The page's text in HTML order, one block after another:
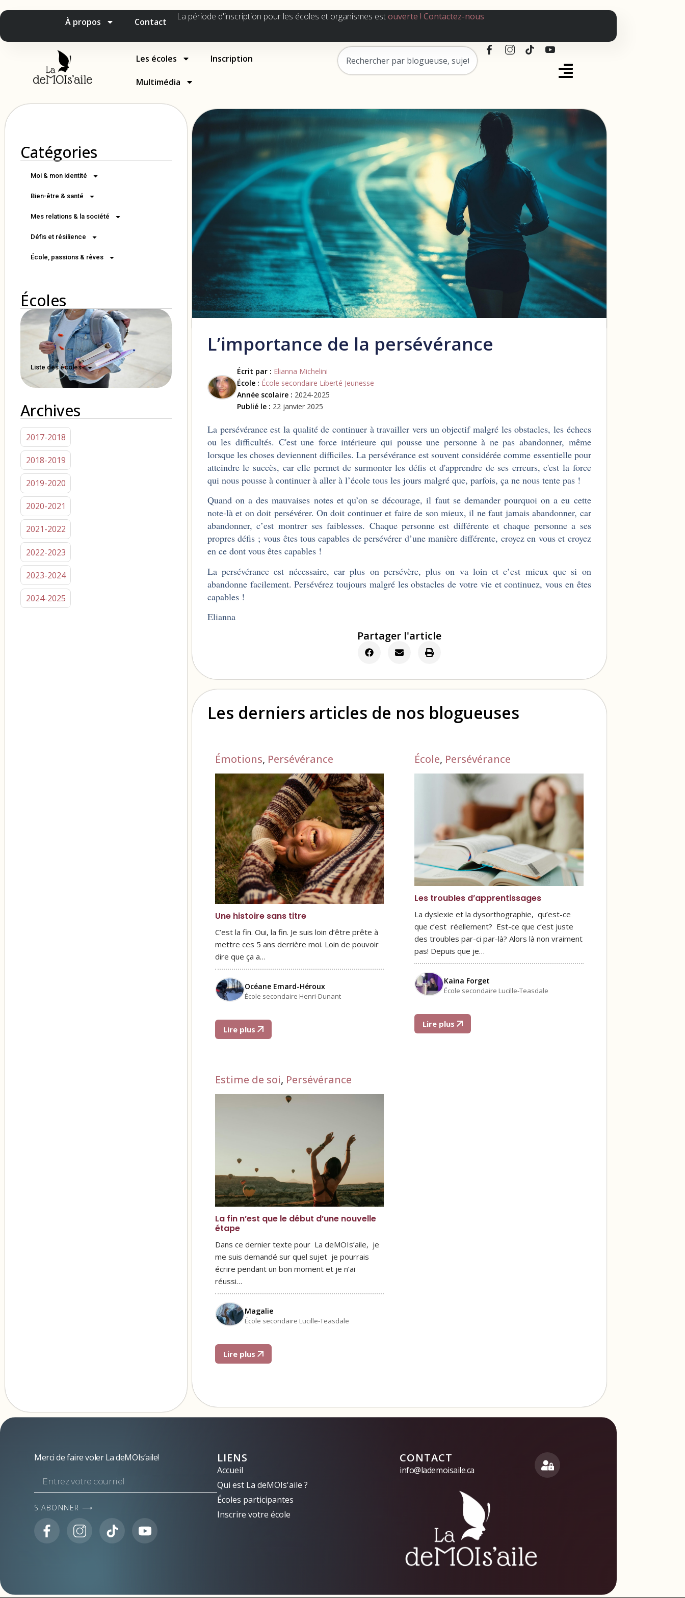
À propos Contact La période d'inscription pour les écoles et organismes estouverte ! Contactez-nous
Les écoles Inscription
Multimédia
Catégories
Moi & mon identité
Bien-être & santé
Mes relations & la société
Défis et résilience
École, passions & rêves
Écoles
Liste des écoles
Archives
2017-2018
2018-2019
2019-2020
2020-2021
2021-2022
2022-2023
2023-2024
2024-2025
L’importance de la persévérance
Écrit par : Elianna Michelini
École : École secondaire Liberté Jeunesse
Année scolaire : 2024-2025
Publié le : 22 janvier 2025
La persévérance est la qualité de continuer à travailler vers un objectif malgré les obstacles, les échecs
ou les difficultés. C'est une force intérieure qui pousse une personne à ne pas abandonner, même
lorsque les choses deviennent difficiles. La persévérance est souvent considérée comme essentielle pour
atteindre le succès, car elle permet de surmonter les défis et d'apprendre de ses erreurs, c'est la force
qui nous pousse à continuer à aller à l’école tous les jours malgré que, parfois, ça ne nous tente pas !
Quand on a des mauvaises notes et qu’on se décourage, il faut se demander pourquoi on a eu cette
note-là et on doit persévérer. On doit continuer et faire de son mieux, il ne faut jamais abandonner, car
abandonner, c’est montrer ses faiblesses. Chaque personne est différente et chaque personne a ses
propres défis ; vous êtes tous capables de persévérer d’une manière différente, croyez en vous et croyez
en ce dont vous êtes capables !
La persévérance est nécessaire, car plus on persévère, plus on va loin et c’est mieux que si on
abandonne facilement. Persévérez toujours malgré les obstacles de votre vie et continuez, vous en êtes
capables !
Elianna
Partager l'article
Les derniers articles de nos blogueuses
Émotions, Persévérance
Une histoire sans titre
C’est la fin. Oui, la fin. Je suis loin d’être prête à
mettre ces 5 ans derrière moi. Loin de pouvoir
dire que ça a…
Océane Emard-Héroux
École secondaire Henri-Dunant
Lire plus
École, Persévérance
Les troubles d’apprentissages
La dyslexie et la dysorthographie, qu’est-ce
que c’est réellement? Est-ce que c’est juste
des troubles par-ci par-là? Alors là non vraiment
pas! Depuis que je…
Kaïna Forget
École secondaire Lucille-Teasdale
Lire plus
Estime de soi, Persévérance
La fin n’est que le début d’une nouvelle
étape
Dans ce dernier texte pour La deMOIs’aile, je
me suis demandé sur quel sujet je pourrais
écrire pendant un bon moment et je n’ai
réussi…
Magalie
École secondaire Lucille-Teasdale
Lire plus
Merci de faire voler La deMOIs’aile!
S'ABONNER ⟶
LIENS
Accueil
Qui est La deMOIs'aile ?
Écoles participantes
Inscrire votre école
CONTACT
info@lademoisaile.ca